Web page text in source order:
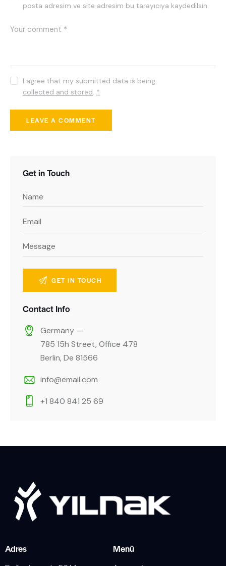
posta adresim ve site adresim bu tarayıcıya kaydedilsin.
I agree that my submitted data is being
collected and stored. *
Get in Touch
Contact Info
Germany —
785 15h Street, Office 478
Berlin, De 81566
info@email.com
+1 840 841 25 69
Adres Menü